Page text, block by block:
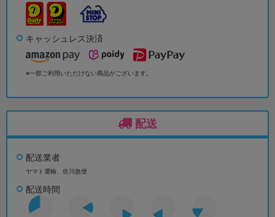
キャッシュレス決済
※一部ご利用いただけない商品がございます。
配送
配送業者
ヤマト運輸、佐川急便
配送時間